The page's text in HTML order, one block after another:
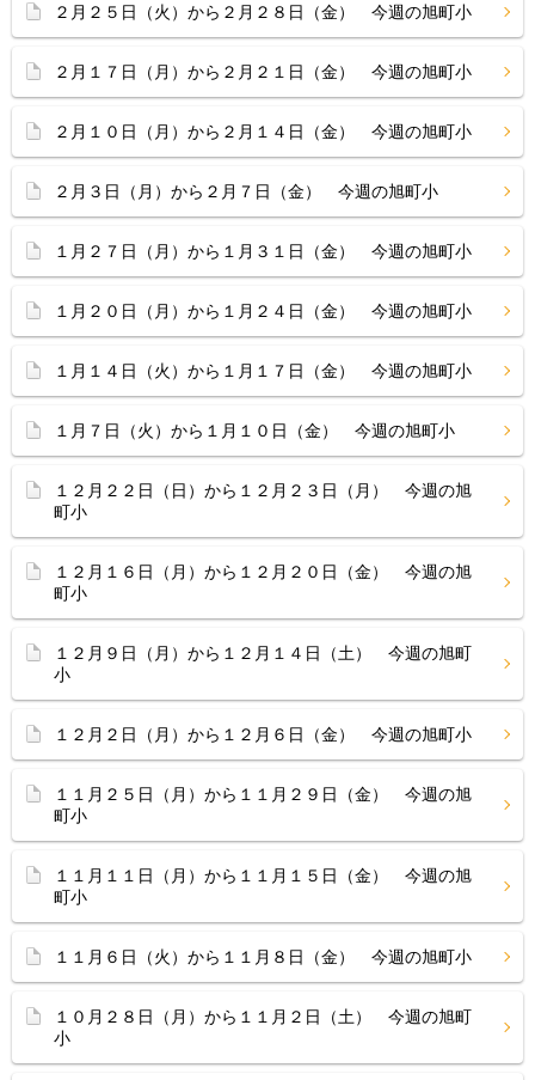
２月２５日（火）から２月２８日（金） 今週の旭町小
２月１７日（月）から２月２１日（金） 今週の旭町小
２月１０日（月）から２月１４日（金） 今週の旭町小
２月３日（月）から２月７日（金） 今週の旭町小
１月２７日（月）から１月３１日（金） 今週の旭町小
１月２０日（月）から１月２４日（金） 今週の旭町小
１月１４日（火）から１月１７日（金） 今週の旭町小
１月７日（火）から１月１０日（金） 今週の旭町小
１２月２２日（日）から１２月２３日（月） 今週の旭
町小
１２月１６日（月）から１２月２０日（金） 今週の旭
町小
１２月９日（月）から１２月１４日（土） 今週の旭町
小
１２月２日（月）から１２月６日（金） 今週の旭町小
１１月２５日（月）から１１月２９日（金） 今週の旭
町小
１１月１１日（月）から１１月１５日（金） 今週の旭
町小
１１月６日（火）から１１月８日（金） 今週の旭町小
１０月２８日（月）から１１月２日（土） 今週の旭町
小